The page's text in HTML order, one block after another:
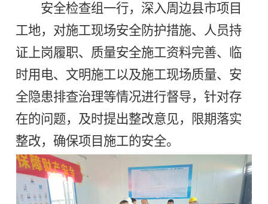
安全检查组一行，深入周边县市项目
工地，对施工现场安全防护措施、人员持
证上岗履职、质量安全施工资料完善、临
时用电、文明施工以及施工现场质量、安
全隐患排查治理等情况进行督导，针对存
在的问题，及时提出整改意见，限期落实
整改，确保项目施工的安全。